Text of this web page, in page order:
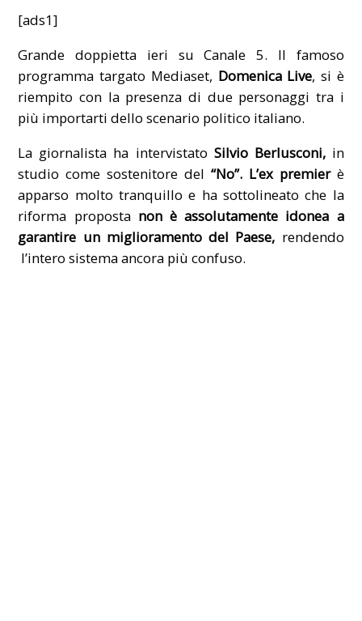
[ads1]
Grande doppietta ieri su Canale 5. Il famoso
programma targato Mediaset, Domenica Live, si è
riempito con la presenza di due personaggi tra i
più importarti dello scenario politico italiano.
La giornalista ha intervistato Silvio Berlusconi,in
studio come sostenitore del “No”. L’ex premierè
apparso molto tranquillo e ha sottolineato che la
riforma proposta non è assolutamente idonea a
garantire un miglioramento del Paese, rendendo
l’intero sistema ancora più confuso.